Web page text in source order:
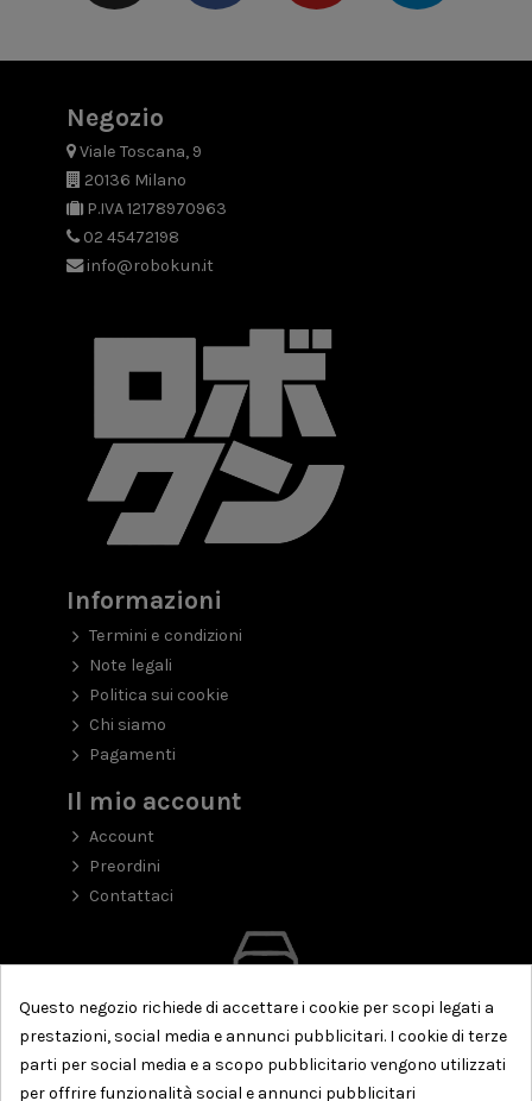
Negozio
Viale Toscana, 9
20136 Milano
P.IVA 12178970963
02 45472198
info@robokun.it
Informazioni
Termini e condizioni
Note legali
Politica sui cookie
Chi siamo
Pagamenti
Il mio account
Account
Preordini
Contattaci
Questo negozio richiede di accettare i cookie per scopi legati a
prestazioni, social media e annunci pubblicitari. I cookie di terze
parti per social media e a scopo pubblicitario vengono utilizzati
per offrire funzionalità social e annunci pubblicitari